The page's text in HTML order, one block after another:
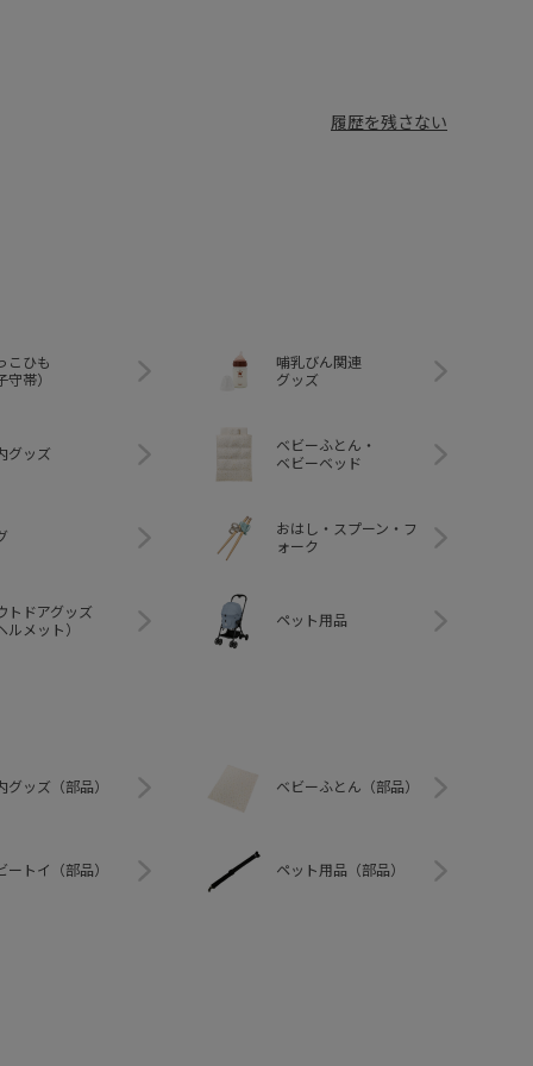
履歴を残さない
こひも
守帯）
哺乳びん関連
グッズ
グッズ
ベビーふとん・
ベビーベッド
おはし・スプーン・フ
ォーク
トドアグッズ
ルメット）
ペット用品
グッズ（部品） ベビーふとん（部品）
ートイ（部品） ペット用品（部品）